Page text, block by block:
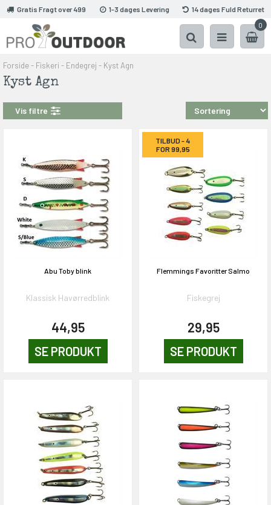
Gratis Fragt over 499 1-3 dages Levering
14 dages Fuld Returret
0
Forside- Fiskeri - Endegrej - Kyst Agn
Kyst Agn
Vis filtre
Abu Toby blink
Klassisk Havørredblink
44,95
SE PRODUKT
TILBUD - 4
FOR 99,95
Flemmings Favoritter Salmo
Fiskegrej
29,95
SE PRODUKT